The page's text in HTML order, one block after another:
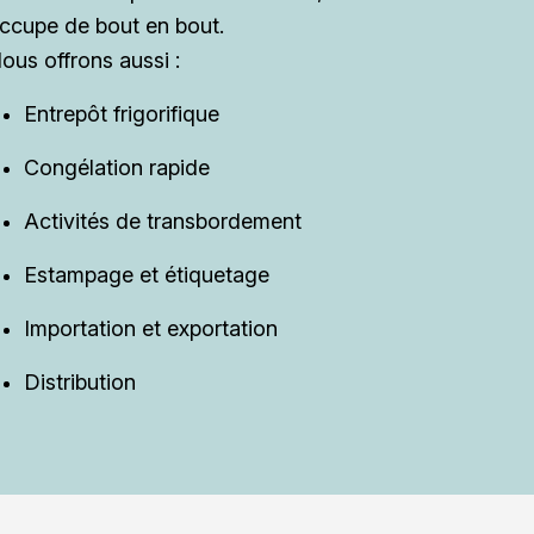
de bout en bout.
offrons aussi :
Entrepôt frigorifique
Congélation rapide
Activités de transbordement
Estampage et étiquetage
Importation et exportation
Distribution